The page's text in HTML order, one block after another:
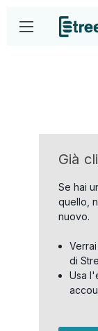
Già
Se hai
quello,
nuovo.
di
Usa